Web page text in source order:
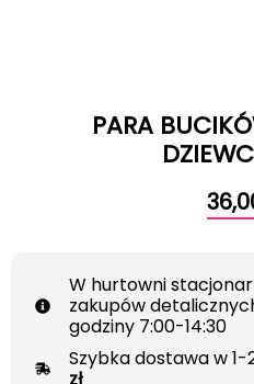
PARA
W hurtowni
zakupów
godziny 7:00-14:30
Szybka dostawa w